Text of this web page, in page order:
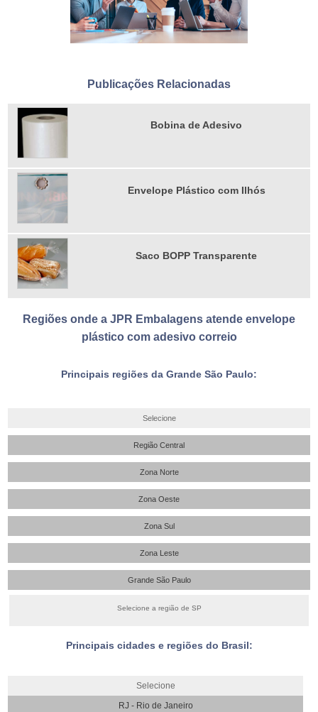
Publicações Relacionadas
Bobina de Adesivo
Envelope Plástico com Ilhós
Saco BOPP Transparente
Regiões onde a JPR Embalagens atende envelope
plástico com adesivo correio
Principais regiões da Grande São Paulo:
Selecione
Região Central
Zona Norte
Zona Oeste
Zona Sul
Zona Leste
Grande São Paulo
Selecione a região de SP
Principais cidades e regiões do Brasil:
Selecione
RJ - Rio de Janeiro